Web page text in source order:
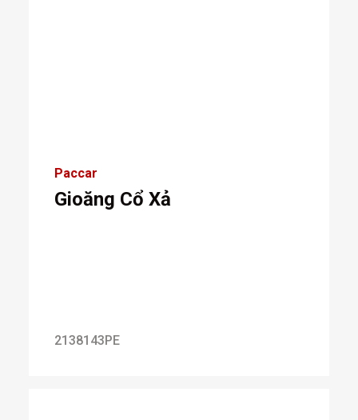
Paccar
Gioăng Cổ Xả
2138143PE